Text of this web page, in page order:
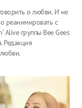
о любви. И не
реанимировать с
группы Bee Gees
Редакция